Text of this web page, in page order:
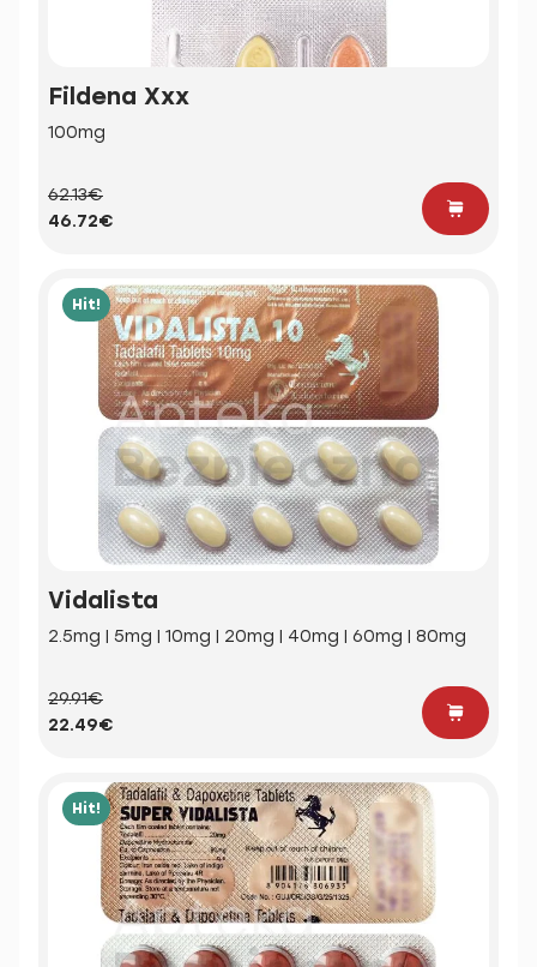
Fildena Xxx
100mg
62.13€
46.72€
Hit!
Vidalista
2.5mg | 5mg | 10mg | 20mg | 40mg | 60mg | 80mg
29.91€
22.49€
Hit!